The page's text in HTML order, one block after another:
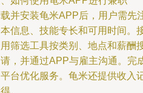
并安装龟米APP后，用户需先
信息、技能专长和可用时间。
筛选工具按类别、地点和薪酬
，并通过APP与雇主沟通。完
台优化服务。龟米还提供收入
。